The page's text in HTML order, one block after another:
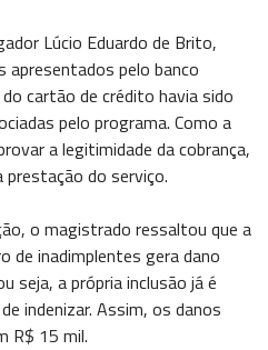
Lúcio Eduardo de Brito,
pelo banco
cartão de crédito havia sido
pelo programa. Como a
a legitimidade da cobrança,
do serviço.
o magistrado ressaltou que a
de inadimplentes gera dano
seja, a própria inclusão já é
indenizar. Assim, os danos
R$ 15 mil.